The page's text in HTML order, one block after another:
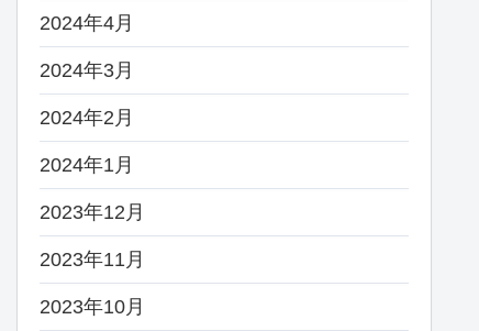
2024年4月
2024年3月
2024年2月
2024年1月
2023年12月
2023年11月
2023年10月